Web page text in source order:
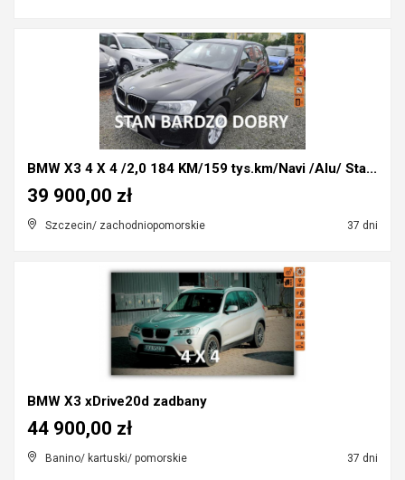
BMW X3 4 X 4 /2,0 184 KM/159 tys.km/Navi /Alu/ Sta...
Szczecin/ zachodniopomorskie 37 dni
39 900,00 zł
BMW X3 xDrive20d zadbany
Banino/ kartuski/ pomorskie 37 dni
44 900,00 zł